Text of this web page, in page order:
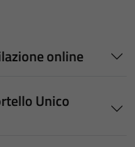
online
Unico